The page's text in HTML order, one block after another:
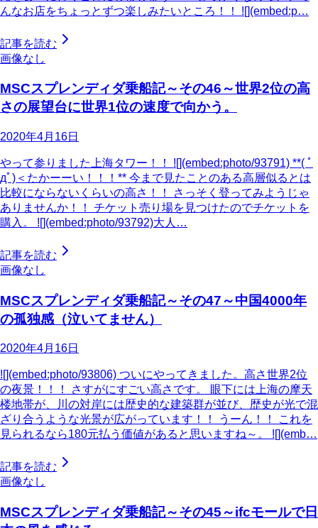
んなお店をちょっとずつ楽しみたいところ！！ ![](embed:p…
記事を読む
画像なし
MSCスプレンディダ乗船記～その46～世界2位の高
さの展望台に世界1位の速度で向かう。
2020年4月16日
やって参りました上海タワー！！ ![](embed:photo/93791) **( ﾟ
дﾟ)＜たかーーい！！！** 今まで見たことのある高層似るとは
比較にならないくらいの高さ！！ さっそく登ってみようじゃ
ありませんか！！ チケット売り場を見つけたのでチケットを
購入。 ![](embed:photo/93792)大人…
記事を読む
画像なし
MSCスプレンディダ乗船記～その47～中国4000年
の孤独感（泣いてません）
2020年4月16日
![](embed:photo/93806) ついにやってきました。高さ世界2位
の夜景！！！ さすがにすごい高さです。 眼下には上海の摩天
楼地帯が、川の対岸には歴史的な建築群が並び、歴史が光で混
ざり合うような光景が広がっています！！ うーん！！ これを
見られるなら180元払う価値があると思いますね～。 ![](emb…
記事を読む
画像なし
MSCスプレンディダ乗船記～その45～ifcモールで日